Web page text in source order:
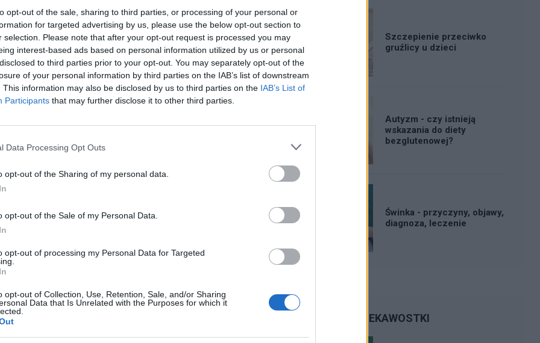
opt-out of the sale, sharing to third parties, or processing of your personal or
for targeted advertising by us, please use the below opt-out section to
selection. Please note that after your opt-out request is processed you may
interest-based ads based on personal information utilized by us or personal
to third parties prior to your opt-out. You may separately opt-out of the
of your personal information by third parties on the IAB’s list of downstream
This information may also be disclosed by us to third parties on the IAB’s List of
Participants that may further disclose it to other third parties.
Data Processing Opt Outs
opt-out of the Sharing of my personal data.
opt-out of the Sale of my Personal Data.
opt-out of processing my Personal Data for Targeted
opt-out of Collection, Use, Retention, Sale, and/or Sharing
Data that Is Unrelated with the Purposes for which it
Szczepienie przeciwko
gruźlicy u dzieci
Autyzm - czy istnieją
wskazania do diety
bezglutenowej?
Świnka - przyczyny, objawy,
diagnoza, leczenie
CIEKAWOSTKI